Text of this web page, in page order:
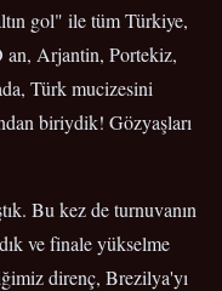
gol" ile tüm Türkiye,
an, Arjantin, Portekiz,
Türk mucizesini
biriydik! Gözyaşları
Bu kez de turnuvanın
ve finale yükselme
direnç, Brezilya'yı